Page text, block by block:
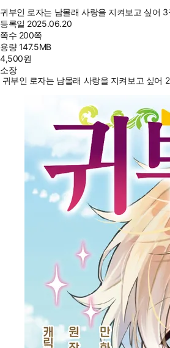
귀부인 로자는 남몰래 사랑을 지켜보고 싶어 3
등록일 2025.06.20
쪽수 200쪽
용량147.5MB
4,500원
소장
귀부인 로자는 남몰래 사랑을 지켜보고 싶어